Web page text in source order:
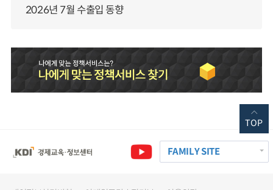
2026년 7월 수출입 동향
FAMILY SITE
TOP